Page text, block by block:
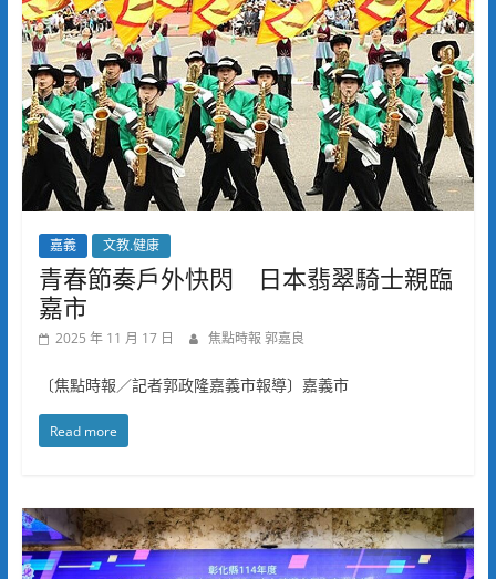
嘉義 文教.健康
青春節奏戶外快閃 日本翡翠騎士親臨
嘉市
2025 年 11 月 17 日 焦點時報 郭嘉良
〔焦點時報／記者郭政隆嘉義市報導〕嘉義市
Read more